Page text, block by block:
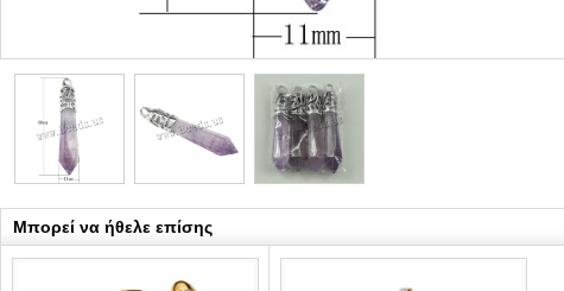
Μπορεί να ήθελε επίσης